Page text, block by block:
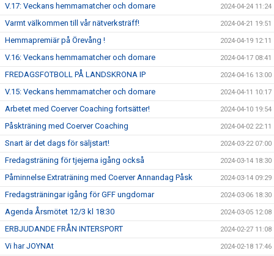
V.17: Veckans hemmamatcher och domare 2024-04-24 11:24
Varmt välkommen till vår nätverksträff! 2024-04-21 19:51
Hemmapremiär på Örevång ! 2024-04-19 12:11
V.16: Veckans hemmamatcher och domare 2024-04-17 08:41
FREDAGSFOTBOLL PÅ LANDSKRONA IP 2024-04-16 13:00
V.15: Veckans hemmamatcher och domare 2024-04-11 10:17
Arbetet med Coerver Coaching fortsätter! 2024-04-10 19:54
Påskträning med Coerver Coaching 2024-04-02 22:11
Snart är det dags för säljstart! 2024-03-22 07:00
Fredagsträning för tjejerna igång också 2024-03-14 18:30
Påminnelse Extraträning med Coerver Annandag Påsk 2024-03-14 09:29
Fredagsträningar igång för GFF ungdomar 2024-03-06 18:30
Agenda Årsmötet 12/3 kl 18:30 2024-03-05 12:08
ERBJUDANDE FRÅN INTERSPORT 2024-02-27 11:08
Vi har JOYNAt 2024-02-18 17:46